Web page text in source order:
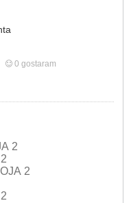
0 gostaram
2
2